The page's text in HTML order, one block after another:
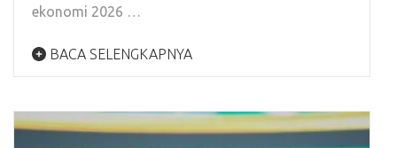
ekonomi 2026 …
BACA SELENGKAPNYA